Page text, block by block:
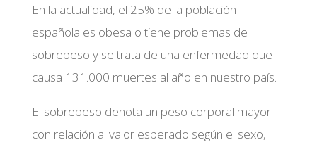
En la actualidad, el 25% de la población
española es obesa o tiene problemas de
sobrepeso y se trata de una enfermedad que
causa 131.000 muertes al año en nuestro país.
El sobrepeso denota un peso corporal mayor
con relación al valor esperado según el sexo,